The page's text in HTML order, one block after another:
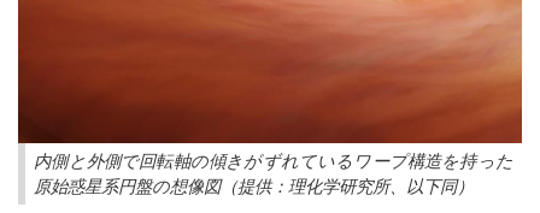
内側と外側で回転軸の傾きがずれているワープ構造を持った
原始惑星系円盤の想像図（提供：理化学研究所、以下同）